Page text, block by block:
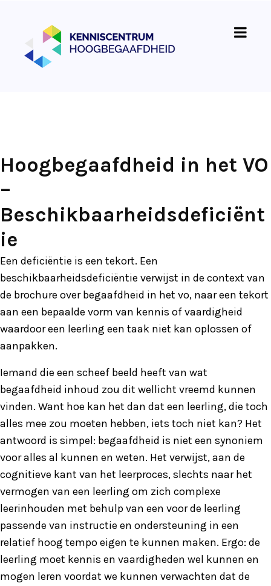
Hoogbegaafdheid in het VO
–
Beschikbaarheidsdeficiënt
ie
Een deficiëntie is een tekort. Een
beschikbaarheidsdeficiëntie verwijst in de context van
de brochure over begaafdheid in het vo, naar een tekort
aan een bepaalde vorm van kennis of vaardigheid
waardoor een leerling een taak niet kan oplossen of
aanpakken.
Iemand die een scheef beeld heeft van wat
begaafdheid inhoud zou dit wellicht vreemd kunnen
vinden. Want hoe kan het dan dat een leerling, die toch
alles mee zou moeten hebben, iets toch niet kan? Het
antwoord is simpel: begaafdheid is niet een synoniem
voor alles al kunnen en weten. Het verwijst, aan de
cognitieve kant van het leerproces, slechts naar het
vermogen van een leerling om zich complexe
leerinhouden met behulp van een voor de leerling
passende van instructie en ondersteuning in een
relatief hoog tempo eigen te kunnen maken. Ergo: de
leerling moet kennis en vaardigheden wel kunnen en
mogen leren voordat we kunnen verwachten dat de